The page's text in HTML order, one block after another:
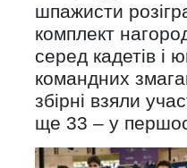
шпажисти
комплект
серед кадетів і
командних
збірні взяли
ще 33 – у